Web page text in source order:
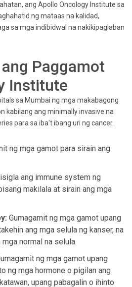
ang Apollo Oncology Institute sa
ng mataas na kalidad,
sa mga indibidwal na nakikipaglaban
Paggamot
Institute
sa Mumbai ng mga makabagong
kabilang ang minimally invasive na
para sa iba't ibang uri ng cancer.
ng mga gamot para sirain ang
ang immune system ng
makilala at sirain ang mga
Gumagamit ng mga gamot upang
ang mga selula ng kanser, na
normal na selula.
ng mga gamot upang
ng mga hormone o pigilan ang
upang pabagalin o ihinto